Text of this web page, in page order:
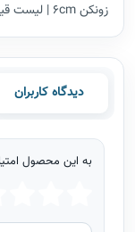
زونکن 6cm | لیست قیمت زونکن 6cm | ارزانترین قیمت زونکن
دیدگاه کاربران
به این محصول